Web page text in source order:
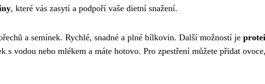
, které vás zasytí a podpoří vaše dietní snažení.
a semínek. Rychlé, snadné a plné bílkovin. Další možností je
s vodou nebo mlékem a máte hotovo. Pro zpestření můžete přidat ovoce,